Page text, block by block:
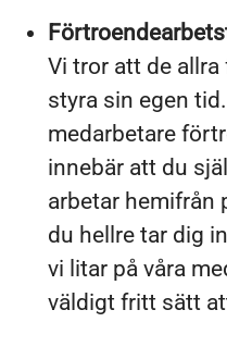
Vi tror att de
styra sin egen
medarbetare
innebär att du
arbetar hemifrån
du hellre tar dig
vi litar på våra
väldigt fritt sätt